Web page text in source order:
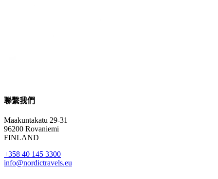
聯繫我們
Maakuntakatu 29-31
96200 Rovaniemi
FINLAND
+358 40 145 3300
info@nordictravels.eu